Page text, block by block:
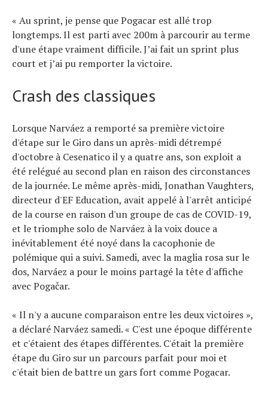
« Au sprint, je pense que Pogacar est allé trop
longtemps. Il est parti avec 200m à parcourir au terme
d'une étape vraiment difficile. J’ai fait un sprint plus
court et j’ai pu remporter la victoire.
Crash des classiques
Lorsque Narváez a remporté sa première victoire
d'étape sur le Giro dans un après-midi détrempé
d'octobre à Cesenatico il y a quatre ans, son exploit a
été relégué au second plan en raison des circonstances
de la journée. Le même après-midi, Jonathan Vaughters,
directeur d'EF Education, avait appelé à l'arrêt anticipé
de la course en raison d'un groupe de cas de COVID-19,
et le triomphe solo de Narváez à la voix douce a
inévitablement été noyé dans la cacophonie de
polémique qui a suivi. Samedi, avec la maglia rosa sur le
dos, Narváez a pour le moins partagé la tête d'affiche
avec Pogačar.
« Il n'y a aucune comparaison entre les deux victoires »,
a déclaré Narváez samedi. « C'est une époque différente
et c'étaient des étapes différentes. C'était la première
étape du Giro sur un parcours parfait pour moi et
c'était bien de battre un gars fort comme Pogacar.